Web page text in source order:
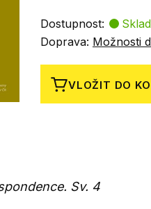
Dostupnost:
Doprava: Možnosti
VLOŽIT DO
Sv. 4